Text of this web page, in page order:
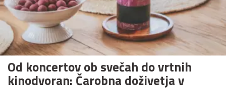
Od koncertov ob svečah do vrtnih
kinodvoran: Čarobna doživetja v